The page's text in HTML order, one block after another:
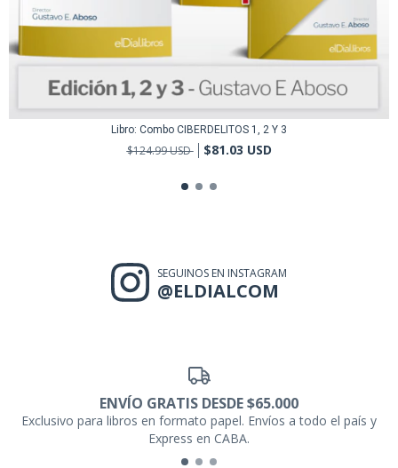
Libro: Combo CIBERDELITOS 1, 2 Y 3
$124.99 USD $81.03 USD
SEGUINOS EN INSTAGRAM
@ELDIALCOM
ENVÍO GRATIS DESDE $65.000
Exclusivo para libros en formato papel. Envíos a todo el país y
Express en CABA.